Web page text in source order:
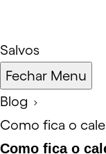
Salvos
Fechar Menu
Blog
Como fica o
Como fica o